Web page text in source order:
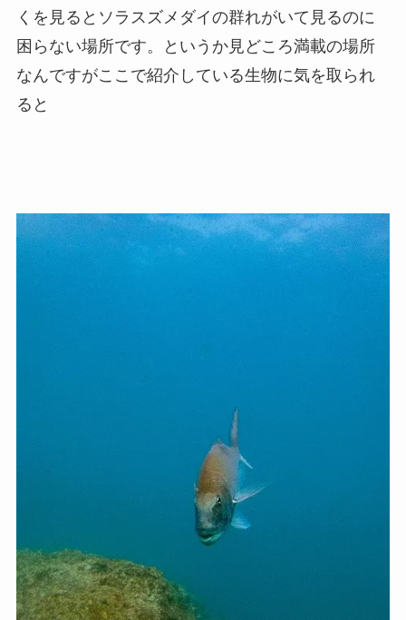
くを見るとソラスズメダイの群れがいて見るのに
困らない場所です。というか見どころ満載の場所
なんですがここで紹介している生物に気を取られ
ると